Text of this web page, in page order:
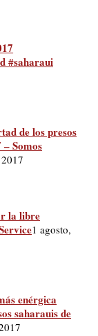
#saharaui
de los presos
Somos
la libre
1 agosto,
enérgica
saharauis de